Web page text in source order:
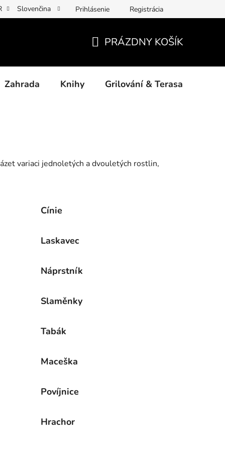
osobních údajů Povinné informace a odkazy ÚKZÚZ
Slovenčina Prihlásenie Registrácia
KOŠÍK
PRÁZDNY KOŠÍK
Zahrada Knihy Grilování & Terasa
variaci jednoletých a dvouletých rostlin,
Cínie
Laskavec
Náprstník
Slaměnky
Tabák
Maceška
Povíjnice
Hrachor